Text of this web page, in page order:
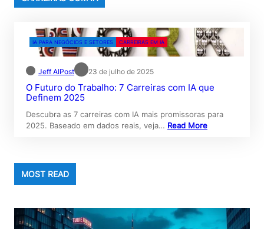
IA PARA NEGÓCIOS E SETORES CARREIRAS EM IA
Jeff AIPost 23 de julho de 2025
O Futuro do Trabalho: 7 Carreiras com IA que
Definem 2025
Descubra as 7 carreiras com IA mais promissoras para
2025. Baseado em dados reais, veja… Read More
MOST READ